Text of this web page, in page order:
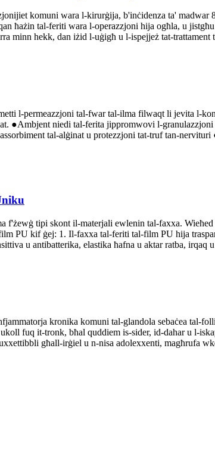
komuni wara l-kirurġija, b'inċidenza ta' madwar
ħażin tal-feriti wara l-operazzjoni hija ogħla, u
minn hekk, dan iżid l-uġigħ u l-ispejjeż tat-
l-permeazzjoni tal-fwar tal-ilma filwaqt li jevita l-
●Ambjent niedi tal-ferita jippromwovi l-
tal-alġinat u protezzjoni tat-truf tan-
f'żewġ tipi skont il-materjali ewlenin tal-faxxa.
PU kif ġej: 1. Il-faxxa tal-feriti tal-film PU hija
u antibatterika, elastika ħafna u aktar ratba, irqaq
kronika komuni tal-glandola sebaċea tal-
fuq it-tronk, bħal quddiem is-sider, id-dahar u l-
għall-irġiel u n-nisa adolexxenti, magħrufa